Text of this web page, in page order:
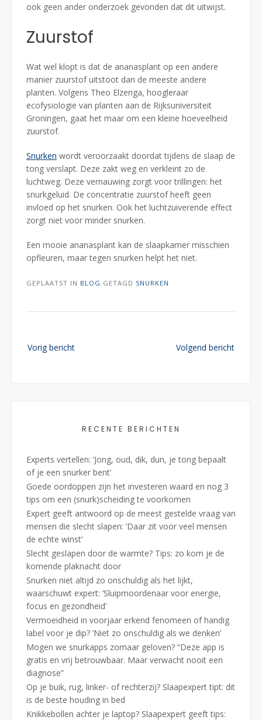
ook geen ander onderzoek gevonden dat dit uitwijst.
Zuurstof
Wat wel klopt is dat de ananasplant op een andere
manier zuurstof uitstoot dan de meeste andere
planten. Volgens Theo Elzenga, hoogleraar
ecofysiologie van planten aan de Rijksuniversiteit
Groningen, gaat het maar om een kleine hoeveelheid
zuurstof.
Snurken wordt veroorzaakt doordat tijdens de slaap de
tong verslapt. Deze zakt weg en verkleint zo de
luchtweg. Deze vernauwing zorgt voor trillingen: het
snurkgeluid. De concentratie zuurstof heeft geen
invloed op het snurken. Ook het luchtzuiverende effect
zorgt niet voor minder snurken.
Een mooie ananasplant kan de slaapkamer misschien
opfleuren, maar tegen snurken helpt het niet.
GEPLAATST IN BLOG GETAGD SNURKEN
navigatie
Vorig bericht Volgend bericht
RECENTE BERICHTEN
Experts vertellen: ‘Jong, oud, dik, dun, je tong bepaalt
of je een snurker bent’
Goede oordoppen zijn het investeren waard en nog 3
tips om een (snurk)scheiding te voorkomen
Expert geeft antwoord op de meest gestelde vraag van
mensen die slecht slapen: ’Daar zit voor veel mensen
de echte winst’
Slecht geslapen door de warmte? Tips: zo kom je de
komende plaknacht door
Snurken niet altijd zo onschuldig als het lijkt,
waarschuwt expert: ’Sluipmoordenaar voor energie,
focus en gezondheid’
Vermoeidheid in voorjaar erkend fenomeen of handig
label voor je dip? ’Niet zo onschuldig als we denken’
Mogen we snurkapps zomaar geloven? “Deze app is
gratis en vrij betrouwbaar. Maar verwacht nooit een
diagnose”
Op je buik, rug, linker- of rechterzij? Slaapexpert tipt: dit
is de beste houding in bed
Knikkebollen achter je laptop? Slaapexpert geeft tips: